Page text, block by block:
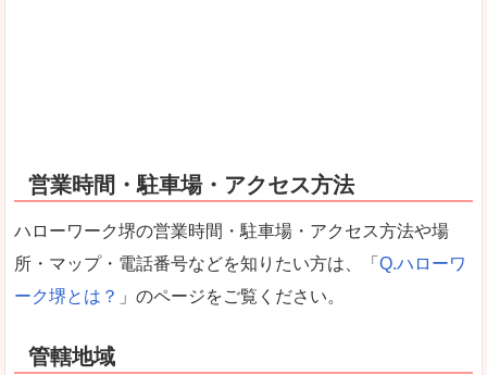
営業時間・駐車場・アクセス方法
ハローワーク堺の営業時間・駐車場・アクセス方法や場
所・マップ・電話番号などを知りたい方は、「 Q.ハローワ
ーク堺とは？ 」のページをご覧ください。
管轄地域